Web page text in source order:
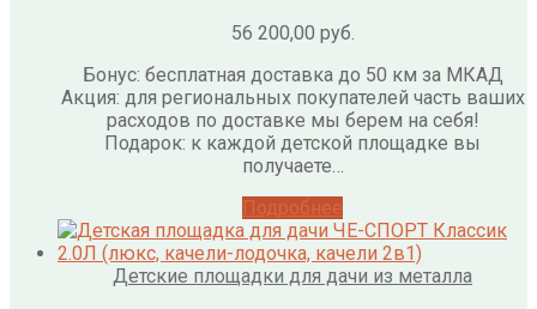
56 200,00 руб.
Бонус: бесплатная доставка до 50 км за МКАД
Акция: для региональных покупателей часть ваших
расходов по доставке мы берем на себя!
Подарок: к каждой детской площадке вы
получаете…
Детские площадки для дачи из металла